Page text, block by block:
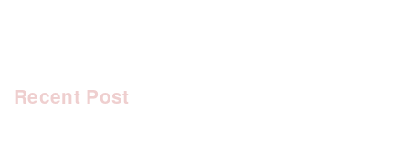
Recent Post